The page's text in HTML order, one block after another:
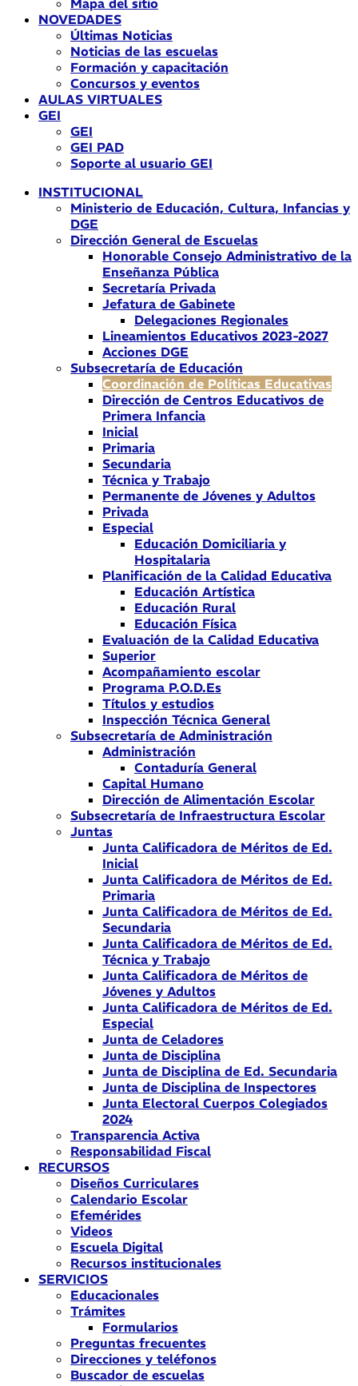
Mapa del sitio
NOVEDADES
Últimas Noticias
Noticias de las escuelas
Formación y capacitación
Concursos y eventos
AULAS VIRTUALES
GEI
GEI
GEI PAD
Soporte al usuario GEI
INSTITUCIONAL
Ministerio de Educación, Cultura, Infancias y
DGE
Dirección General de Escuelas
Honorable Consejo Administrativo de la
Enseñanza Pública
Secretaría Privada
Jefatura de Gabinete
Delegaciones Regionales
Lineamientos Educativos 2023-2027
Acciones DGE
Subsecretaría de Educación
Coordinación de Políticas Educativas
Dirección de Centros Educativos de
Primera Infancia
Inicial
Primaria
Secundaria
Técnica y Trabajo
Permanente de Jóvenes y Adultos
Privada
Especial
Educación Domiciliaria y
Hospitalaria
Planificación de la Calidad Educativa
Educación Artística
Educación Rural
Educación Física
Evaluación de la Calidad Educativa
Superior
Acompañamiento escolar
Programa P.O.D.Es
Títulos y estudios
Inspección Técnica General
Subsecretaría de Administración
Administración
Contaduría General
Capital Humano
Dirección de Alimentación Escolar
Subsecretaría de Infraestructura Escolar
Juntas
Junta Calificadora de Méritos de Ed.
Inicial
Junta Calificadora de Méritos de Ed.
Primaria
Junta Calificadora de Méritos de Ed.
Secundaria
Junta Calificadora de Méritos de Ed.
Técnica y Trabajo
Junta Calificadora de Méritos de
Jóvenes y Adultos
Junta Calificadora de Méritos de Ed.
Especial
Junta de Celadores
Junta de Disciplina
Junta de Disciplina de Ed. Secundaria
Junta de Disciplina de Inspectores
Junta Electoral Cuerpos Colegiados
2024
Transparencia Activa
Responsabilidad Fiscal
RECURSOS
Diseños Curriculares
Calendario Escolar
Efemérides
Videos
Escuela Digital
Recursos institucionales
SERVICIOS
Educacionales
Trámites
Formularios
Preguntas frecuentes
Direcciones y teléfonos
Buscador de escuelas